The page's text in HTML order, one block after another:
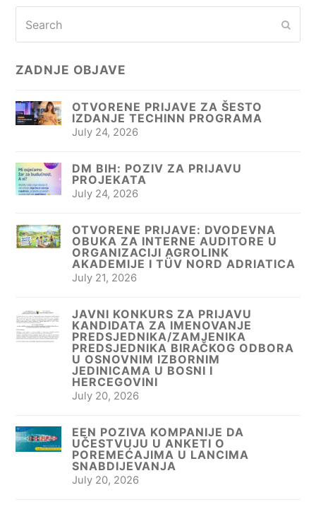
ZADNJE OBJAVE
OTVORENE PRIJAVE ZA ŠESTO
IZDANJE TECHINN PROGRAMA
July 24, 2026
DM BIH: POZIV ZA PRIJAVU
PROJEKATA
July 24, 2026
OTVORENE PRIJAVE: DVODEVNA
OBUKA ZA INTERNE AUDITORE U
ORGANIZACIJI AGROLINK
AKADEMIJE I TÜV NORD ADRIATICA
July 21, 2026
JAVNI KONKURS ZA PRIJAVU
KANDIDATA ZA IMENOVANJE
PREDSJEDNIKA/ZAMJENIKA
PREDSJEDNIKA BIRAČKOG ODBORA
U OSNOVNIM IZBORNIM
JEDINICAMA U BOSNI I
HERCEGOVINI
July 20, 2026
EEN POZIVA KOMPANIJE DA
UČESTVUJU U ANKETI O
POREMEĆAJIMA U LANCIMA
SNABDIJEVANJA
July 20, 2026